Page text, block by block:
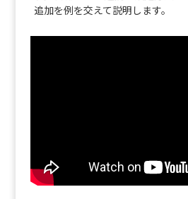
追加を例を交えて説明します。